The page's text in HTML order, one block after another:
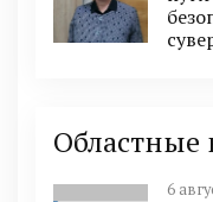
Областные
6